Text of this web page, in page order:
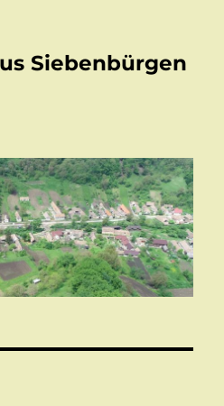
Siebenbürgen